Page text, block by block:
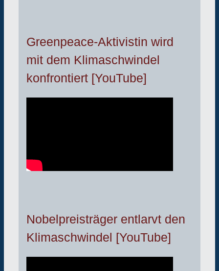
Greenpeace-Aktivistin wird
mit dem Klimaschwindel
konfrontiert [YouTube]
Nobelpreisträger entlarvt den
Klimaschwindel [YouTube]